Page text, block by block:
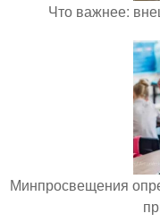
Что важнее:
Минпросвещения